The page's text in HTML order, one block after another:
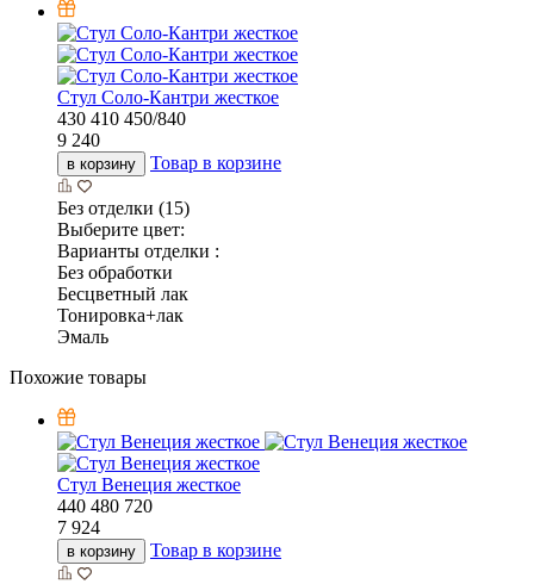
Стул Соло-Кантри жесткое
430 410 450/840
9 240
в корзину Товар в корзине
Без отделки (15)
Выберите цвет:
Варианты отделки :
Без обработки
Бесцветный лак
Тонировка+лак
Эмаль
Похожие товары
Стул Венеция жесткое
440 480 720
7 924
в корзину Товар в корзине